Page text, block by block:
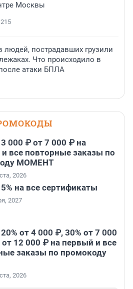
Москвы
215
людей, пострадавших грузили
Что происходило в
атаки БПЛА
000 ₽ от 7 000 ₽ на
все повторные заказы по
МОМЕНТ
2026
на все сертификаты
2027
от 4 000 ₽, 30% от 7 000
от 12 000 ₽ на первый и все
заказы по промокоду
2026